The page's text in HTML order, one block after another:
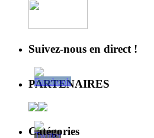
Suivez-nous en direct !
PARTENAIRES
Catégories